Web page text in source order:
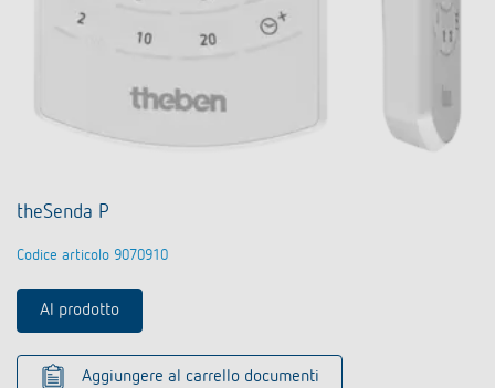
theSenda P
Codice articolo 9070910
Al prodotto
Aggiungere al carrello documenti